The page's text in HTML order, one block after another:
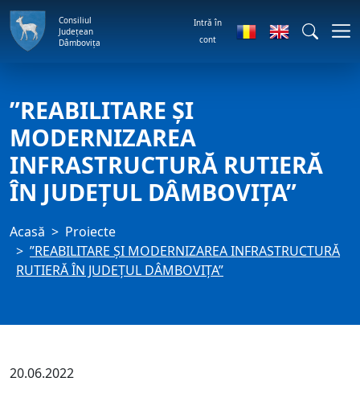
Consiliul
Județean
Dâmbovița
Intră în
cont
”REABILITARE ȘI
MODERNIZAREA
INFRASTRUCTURĂ RUTIERĂ
ÎN JUDEȚUL DÂMBOVIȚA”
Acasă
Proiecte
”REABILITARE ȘI MODERNIZAREA INFRASTRUCTURĂ
RUTIERĂ ÎN JUDEȚUL DÂMBOVIȚA”
20.06.2022